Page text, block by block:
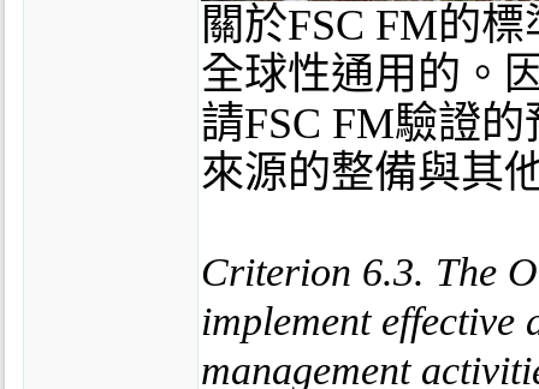
關於FSC FM的
全球性通用的。
請FSC FM驗證
來源的整備與其
Criterion 6.3. The
implement effective
management